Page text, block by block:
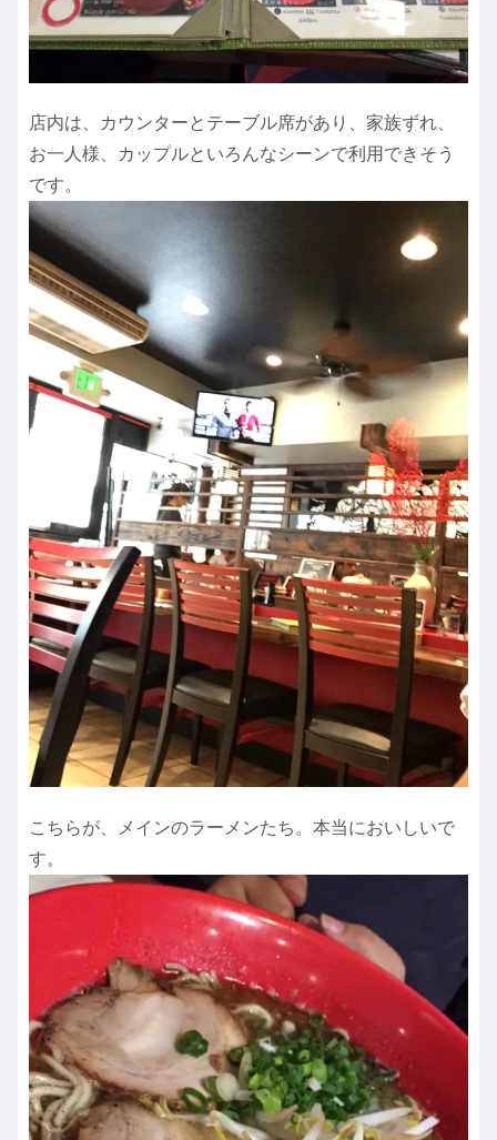
店内は、カウンターとテーブル席があり、家族ずれ、
お一人様、カップルといろんなシーンで利用できそう
です。
こちらが、メインのラーメンたち。本当においしいで
す。